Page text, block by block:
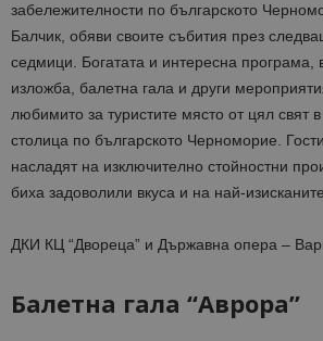
забележителности по българското
Балчик, обяви своите събития през
седмици. Богатата и интересна
изложба, балетна гала и други
любимито за туристите място от цял свят
столица по българското Черноморие.
насладят на изключително стойностни
биха задоволили вкуса и на най-
ДКИ КЦ “Двореца” и Държавна опера –
Балетна гала “Аврора”